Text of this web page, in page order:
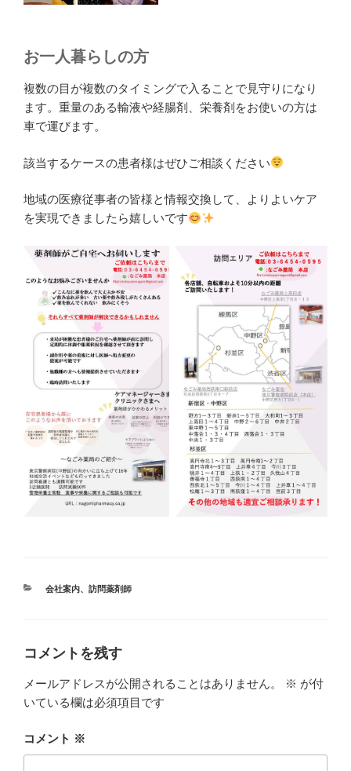
お一人暮らしの方
複数の目が複数のタイミングで入ることで見守りになり
ます。重量のある輸液や経腸剤、栄養剤をお使いの方は
車で運びます。
該当するケースの患者様はぜひご相談ください
地域の医療従事者の皆様と情報交換して、よりよいケア
を実現できましたら嬉しいです
カ
会社案内、 訪問薬剤師
コメントを残す
メールアドレスが公開されることはありません。 ※ が付
いている欄は必須項目です
コメント ※